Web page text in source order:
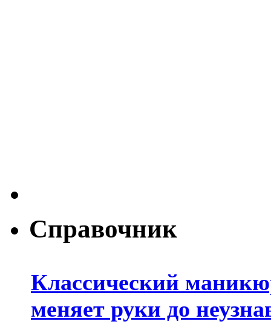
Справочник
Классический
меняет руки до